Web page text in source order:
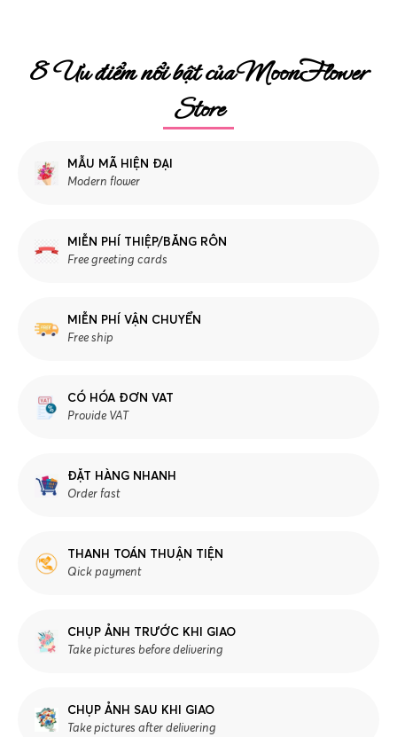
8 Ưu điểm nổi bật của MoonFlower
Store
MẪU MÃ HIỆN ĐẠI
Modern flower
MIỄN PHÍ THIỆP/BĂNG RÔN
Free greeting cards
MIỄN PHÍ VẬN CHUYỂN
Free ship
CÓ HÓA ĐƠN VAT
Provide VAT
ĐẶT HÀNG NHANH
Order fast
THANH TOÁN THUẬN TIỆN
Qick payment
CHỤP ẢNH TRƯỚC KHI GIAO
Take pictures before delivering
CHỤP ẢNH SAU KHI GIAO
Take pictures after delivering